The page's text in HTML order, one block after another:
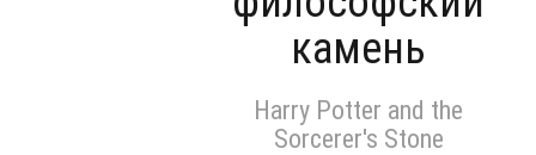
камень
Harry Potter and the
Sorcerer's Stone